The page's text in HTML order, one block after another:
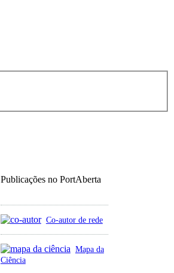
Publicações no PortAberta
Co-autor de rede
Mapa da
Ciência